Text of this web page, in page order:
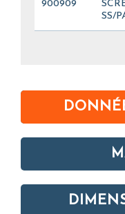
900909
SS/